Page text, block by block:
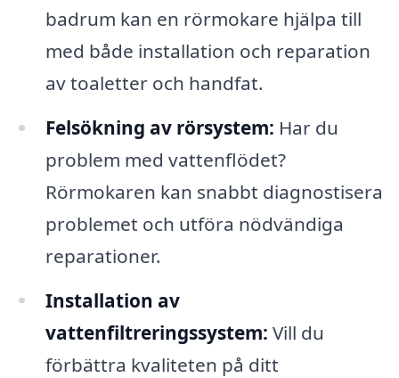
badrum kan en rörmokare hjälpa till
med både installation och reparation
av toaletter och handfat.
Felsökning av rörsystem: Har du
problem med vattenflödet?
Rörmokaren kan snabbt diagnostisera
problemet och utföra nödvändiga
reparationer.
Installation av
vattenfiltreringssystem: Vill du
förbättra kvaliteten på ditt